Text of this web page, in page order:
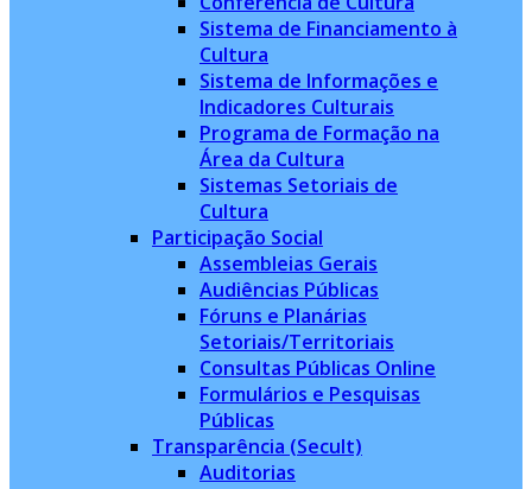
Sistema de Financiamento à
Cultura
Sistema de Informações e
Indicadores Culturais
Programa de Formação na
Área da Cultura
Sistemas Setoriais de
Cultura
Participação Social
Assembleias Gerais
Audiências Públicas
Fóruns e Planárias
Setoriais/Territoriais
Consultas Públicas Online
Formulários e Pesquisas
Públicas
Transparência (Secult)
Auditorias